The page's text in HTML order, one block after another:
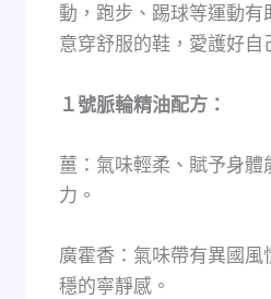
動，跑步、踢球等運動有
意穿舒服的鞋，愛護好自
１號脈輪精油配方：
薑：氣味輕柔、賦予身
力。
廣霍香：氣味帶有異國
穩的寧靜感。